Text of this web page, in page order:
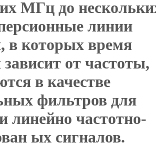
МГц до
линии
в которых время
от частоты,
в качестве
фильтров для
линейно частотно-
ых сигналов.